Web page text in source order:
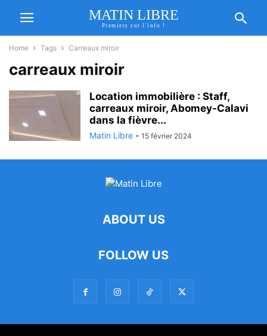
MATIN LIBRE
Premiers sur l'info !
Home Tags Carreaux miroir
carreaux miroir
Location immobilière : Staff,
carreaux miroir, Abomey-Calavi
dans la fièvre...
Matin Libre - 15 février 2024
ABOUT US
FOLLOW US